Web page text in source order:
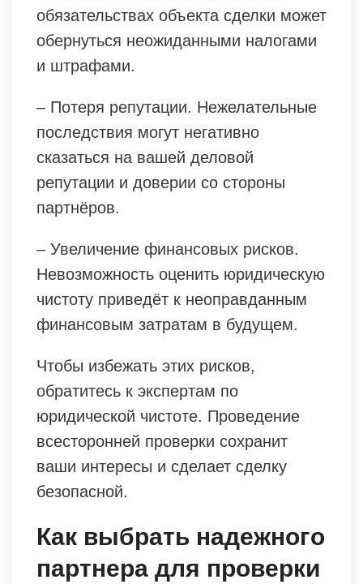
обязательствах объекта сделки может
обернуться неожиданными налогами
и штрафами.
– Потеря репутации. Нежелательные
последствия могут негативно
сказаться на вашей деловой
репутации и доверии со стороны
партнёров.
– Увеличение финансовых рисков.
Невозможность оценить юридическую
чистоту приведёт к неоправданным
финансовым затратам в будущем.
Чтобы избежать этих рисков,
обратитесь к экспертам по
юридической чистоте. Проведение
всесторонней проверки сохранит
ваши интересы и сделает сделку
безопасной.
Как выбрать надежного
партнера для проверки